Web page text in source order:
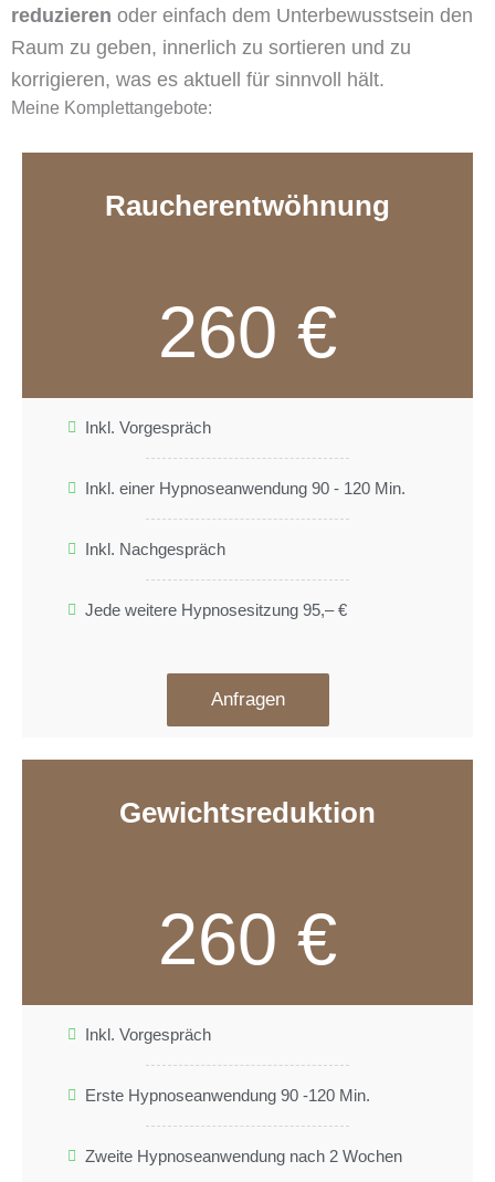
reduzieren oder einfach dem Unterbewusstsein den
Raum zu geben, innerlich zu sortieren und zu
korrigieren, was es aktuell für sinnvoll hält.
Meine Komplettangebote:
Raucherentwöhnung
260 €
Inkl. Vorgespräch
Inkl. einer Hypnoseanwendung 90 - 120 Min.
Inkl. Nachgespräch
Jede weitere Hypnosesitzung 95,– €
Anfragen
Gewichtsreduktion
260 €
Inkl. Vorgespräch
Erste Hypnoseanwendung 90 -120 Min.
Zweite Hypnoseanwendung nach 2 Wochen